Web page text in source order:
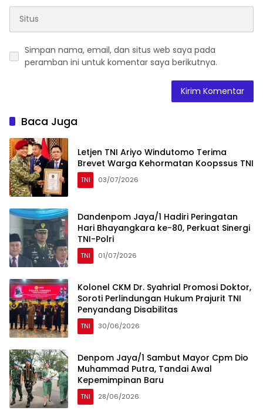
Simpan nama, email, dan situs web saya pada
peramban ini untuk komentar saya berikutnya.
Baca Juga
Letjen TNI Ariyo Windutomo Terima
Brevet Warga Kehormatan Koopssus TNI
TNI 03/07/2026
Dandenpom Jaya/1 Hadiri Peringatan
Hari Bhayangkara ke-80, Perkuat Sinergi
TNI-Polri
TNI 01/07/2026
Kolonel CKM Dr. Syahrial Promosi Doktor,
Soroti Perlindungan Hukum Prajurit TNI
Penyandang Disabilitas
TNI 30/06/2026
Denpom Jaya/1 Sambut Mayor Cpm Dio
Muhammad Putra, Tandai Awal
Kepemimpinan Baru
TNI 28/06/2026